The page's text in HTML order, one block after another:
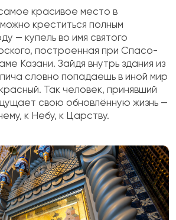
красивое место в
креститься полным
— купель во имя святого
, построенная при Спасо-
Казани. Зайдя внутрь здания из
словно попадаешь в иной мир
Так человек, принявший
свою обновлённую жизнь —
к Небу, к Царству.